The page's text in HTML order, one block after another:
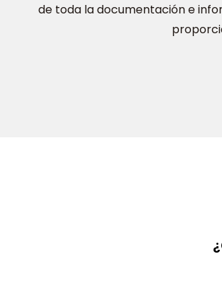
de toda la documentación e